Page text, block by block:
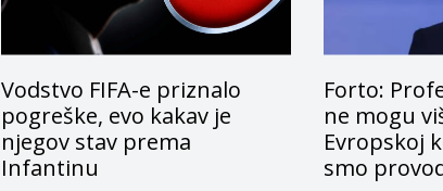
Vodstvo FIFA-e priznalo
pogreške, evo kakav je
njegov stav prema
Infantinu
Forto:
ne mogu
Evropskoj
smo